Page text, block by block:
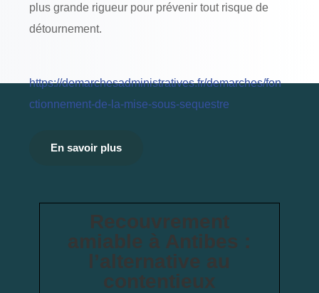
plus grande rigueur pour prévenir tout risque de
détournement.
https://demarchesadministratives.fr/demarches/fon
ctionnement-de-la-mise-sous-sequestre
En savoir plus
Recouvrement
amiable à Antibes :
l’alternative au
contentieux